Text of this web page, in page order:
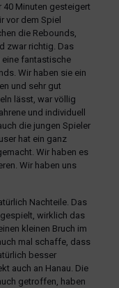
40 Minuten gesteigert
vor dem Spiel
die Rebounds,
zwar richtig. Das
eine fantastische
Wir haben sie ein
und sehr gut
lässt, war völlig
und individuell
die jungen Spieler
hat ein ganz
Wir haben es
Wir haben uns
Nachteile. Das
wirklich das
kleinen Bruch im
mal schaffe, dass
besser
auch an Hanau. Die
getroffen, haben